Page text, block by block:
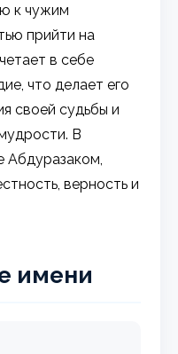
к чужим
прийти на
в себе
что делает его
своей судьбы и
В
Абдуразаком,
верность и
имени